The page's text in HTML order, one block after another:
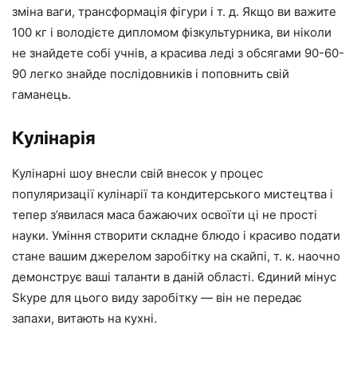
зміна ваги, трансформація фігури і т. д. Якщо ви важите
100 кг і володієте дипломом фізкультурника, ви ніколи
не знайдете собі учнів, а красива леді з обсягами 90-60-
90 легко знайде послідовників і поповнить свій
гаманець.
Кулінарія
Кулінарні шоу внесли свій внесок у процес
популяризації кулінарії та кондитерського мистецтва і
тепер з’явилася маса бажаючих освоїти ці не прості
науки. Уміння створити складне блюдо і красиво подати
стане вашим джерелом заробітку на скайпі, т. к. наочно
демонструє ваші таланти в даній області. Єдиний мінус
Skype для цього виду заробітку — він не передає
запахи, витають на кухні.